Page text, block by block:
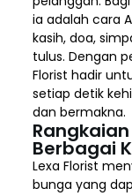
ia adalah cara
kasih, doa,
tulus. Dengan
Florist hadir
setiap detik
dan bermakna.
Berbagai
Lexa Florist
bunga yang